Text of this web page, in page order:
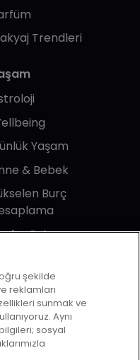
Trendleri
Yaşam
& Bebek
Burç
Bulma
şekilde
reklamları
sunmak ve
Aynı
sosyal